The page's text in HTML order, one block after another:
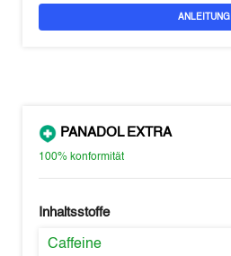
ANLEITUNG
PANADOL EXTRA
100% konformität
Inhaltsstoffe
Caffeine